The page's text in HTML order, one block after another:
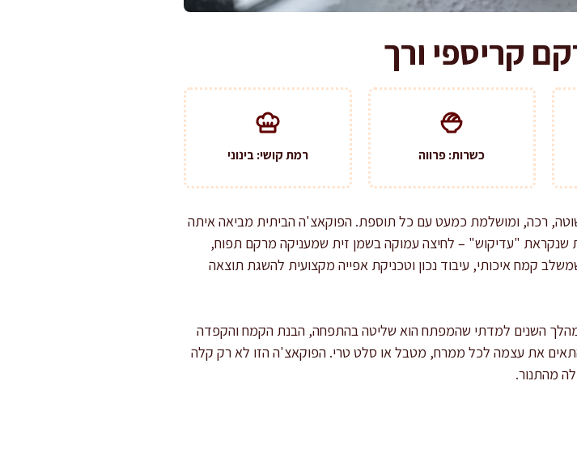
קריספי ורך
כשרות: פרווה רמת קושי: בינוני
רכה, ומושלמת כמעט עם כל תוספת. הפוקאצ'ה הביתית מביאה איתה
שנקראת "עדיקוש" – לחיצה עמוקה בשמן זית שמעניקה מרקם תפוח,
קמח איכותי, עיבוד נכון וטכניקת אפייה מקצועית להשגת תוצאה
השנים למדתי שהמפתח הוא שליטה בהתפחה, הבנת הקמח והקפדה
את עצמה לכל ממרח, מטבל או סלט טרי. הפוקאצ'ה הזו לא רק קלה
מהתנור.